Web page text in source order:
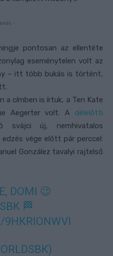
-
pontosan az ellentéte
eseménytelen volt az
– itt több bukás is történt,
a címben is írtuk, a Ten Kate
Aegerter volt. A délelőtti
svájci új, nemhivatalos
vége előtt pár perccel:
González tavalyi rajtelső
DOMI 😉
🏁
9HKRIONWVI